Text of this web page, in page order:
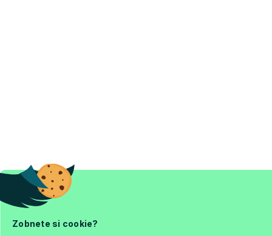
Zobnete si cookie?